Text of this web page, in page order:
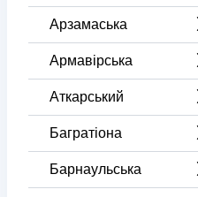
Арзамаська
Армавірська
Аткарський
Багратіона
Барнаульська